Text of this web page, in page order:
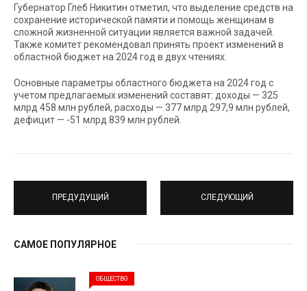
Губернатор Глеб Никитин отметил, что выделение средств на
сохранение исторической памяти и помощь женщинам в
сложной жизненной ситуации является важной задачей.
Также комитет рекомендовал принять проект изменений в
областной бюджет на 2024 год в двух чтениях.
Основные параметры областного бюджета на 2024 год с
учетом предлагаемых изменений составят: доходы — 325
млрд 458 млн рублей, расходы — 377 млрд 297,9 млн рублей,
дефицит — -51 млрд 839 млн рублей.
ПРЕДУДУЩИЙ СЛЕДУЮЩИЙ
САМОЕ ПОПУЛЯРНОЕ
ОБЩЕСТВО